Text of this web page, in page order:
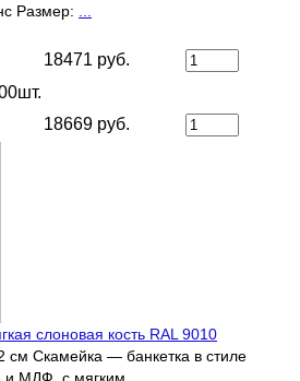
Размер: ...
18471 руб.
18669 руб.
слоновая кость RAL 9010
см Скамейка — банкетка в стиле